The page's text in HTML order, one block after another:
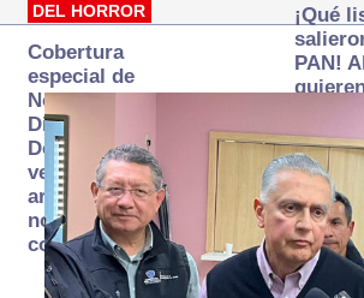
DEL HORROR
Cobertura
especial de
Norte
Digital:
Donde la
verdad
arde… pero
no se
consume
¡Qué
PAN!